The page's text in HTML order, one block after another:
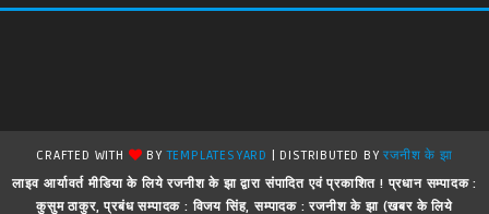
CRAFTED WITH BYTEMPLATESYARD | DISTRIBUTED BYरजनीश के झा
लाइव आर्यावर्त मीडिया के लिये रजनीश के झा द्वारा संपादित एवं प्रकाशित ! प्रधान सम्पादक :
कुसुम ठाकुर, प्रबंध सम्पादक : विजय सिंह, सम्पादक : रजनीश के झा (खबर के लिये